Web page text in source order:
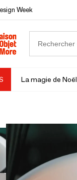
Week
La magie de Noël